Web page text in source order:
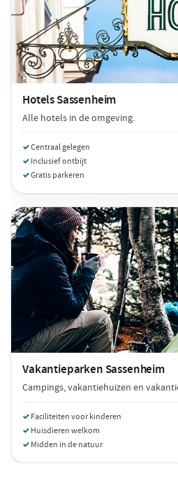
HotelsSassenheim
Alle hotels in de omgeving.
Centraal gelegen
Inclusief ontbijt
Gratis parkeren
Vakantieparken Sassenheim
Campings, vakantiehuizen en
Faciliteiten voor kinderen
Huisdieren welkom
Midden in de natuur